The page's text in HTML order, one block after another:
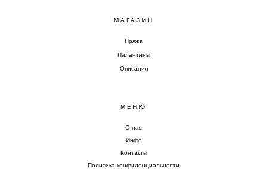
МАГАЗИН
Пряжа
Палантины
Описания
МЕНЮ
О нас
Инфо
Контакты
Политика конфиденциальности